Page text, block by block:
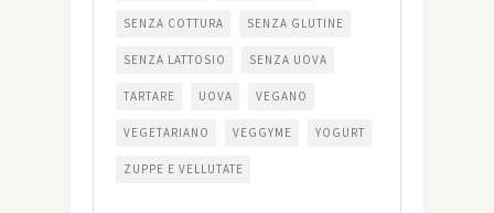
SENZA COTTURA SENZA GLUTINE
SENZA LATTOSIO SENZA UOVA
TARTARE UOVA VEGANO
VEGETARIANO VEGGYME YOGURT
ZUPPE E VELLUTATE